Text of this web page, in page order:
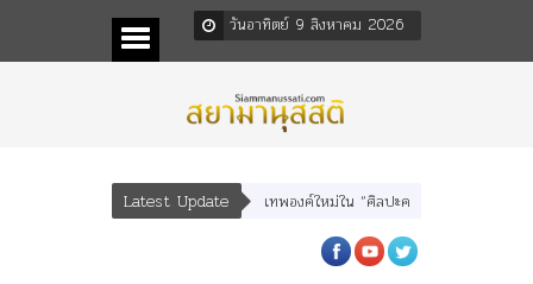
วันอาทิตย์ 9 สิงหาคม 2026
Latest Update
เทพบุตร” และ “เทพีรัฐธรรมนูญ” เทพองค์ใหม่ใน “ศิลปะคณะราษฎร”